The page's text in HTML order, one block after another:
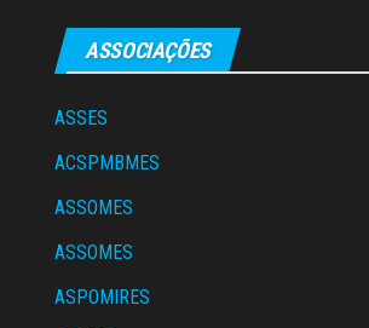
ASSOCIAÇÕES
ASSES
ACSPMBMES
ASSOMES
ASSOMES
ASPOMIRES